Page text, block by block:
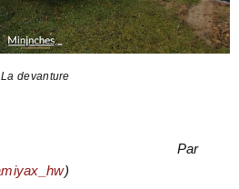
La devanture
Par
)